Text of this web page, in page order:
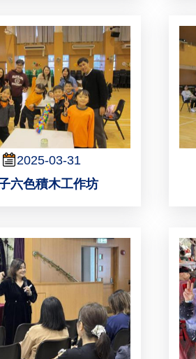
2025-03-31
六色積木工作坊